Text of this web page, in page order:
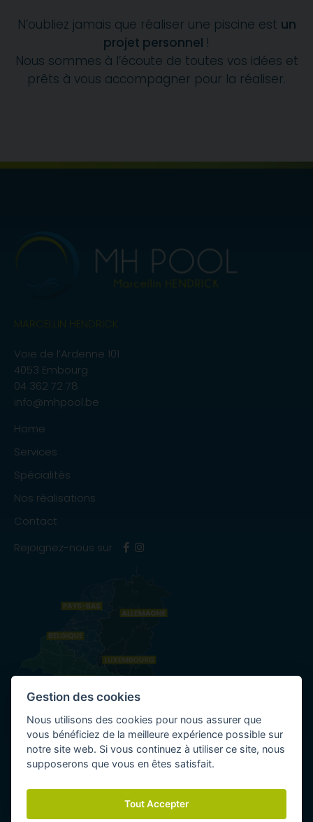
N’oubliez jamais que réaliser une piscine est un
projet personnel !
Nous sommes à l’écoute de toutes vos idées et
prêts à vous accompagner pour la réaliser.
MARCELLIN HENDRICK
Voie de l’Ardenne 101
4053 Embourg
04 362 72 78
info@mhpool.be
Home
Services
Spécialités
Nos réalisations
Contact
Rejoignez-nous sur
Copyright - Tous droits
réservés -
Politique de
confidentialité
générales
Gestion des cookies
Nous utilisons des cookies pour nous assurer que
vous bénéficiez de la meilleure expérience possible sur
notre site web. Si vous continuez à utiliser ce site, nous
supposerons que vous en êtes satisfait.
Tout Accepter